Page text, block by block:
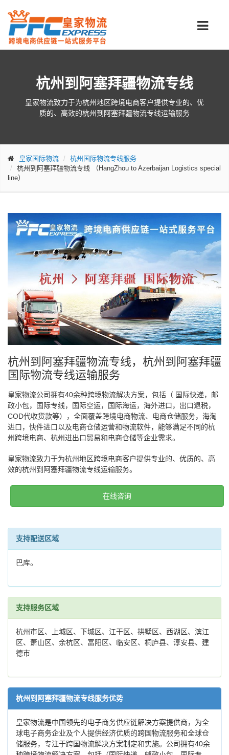
杭州到阿塞拜疆物流专线
皇家物流致力于为杭州地区跨境电商客户提供专业的、优
质的、高效的杭州到阿塞拜疆物流专线运输服务
皇家国际物流
杭州国际物流专线服务
杭州到阿塞拜疆物流专线 （HangZhou to Azerbaijan Logistics special
line）
杭州到阿塞拜疆物流专线，杭州到阿塞拜疆
国际物流专线运输服务
皇家物流公司拥有40余种跨境物流解决方案，包括（ 国际快递，邮
政小包，国际专线，国际空运，国际海运，海外进口，出口退税，
COD代收货款等），全面覆盖跨境电商物流、电商仓储服务，海淘
进口，快件进口以及电商仓储运营和物流软件，能够满足不同的杭
州跨境电商、杭州进出口贸易和电商仓储等企业需求。
皇家物流致力于为杭州地区跨境电商客户提供专业的、优质的、高
效的杭州到阿塞拜疆物流专线运输服务。
在线咨询
支持配送区域
巴库。
支持服务区域
杭州市区、上城区、下城区、江干区、拱墅区、西湖区、滨江
区、萧山区、余杭区、富阳区、临安区、桐庐县、淳安县、建
德市
杭州到阿塞拜疆物流专线服务优势
皇家物流是中国领先的电子商务供应链解决方案提供商，为全
球电子商务企业及个人提供经济优质的跨国物流服务和全球仓
储服务，专注于跨国物流解决方案制定和实施。公司拥有40余